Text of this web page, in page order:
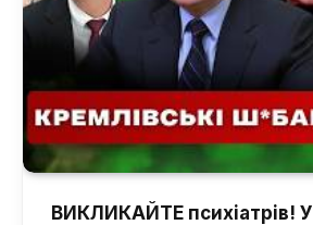
ВИКЛИКАЙТЕ психіатрів! У